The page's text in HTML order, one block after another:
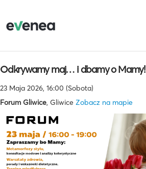
Odkrywamy maj… i dbamy o Mamy!
23 Maja 2026, 16:00 (Sobota)
Forum Gliwice, Gliwice Zobacz na mapie